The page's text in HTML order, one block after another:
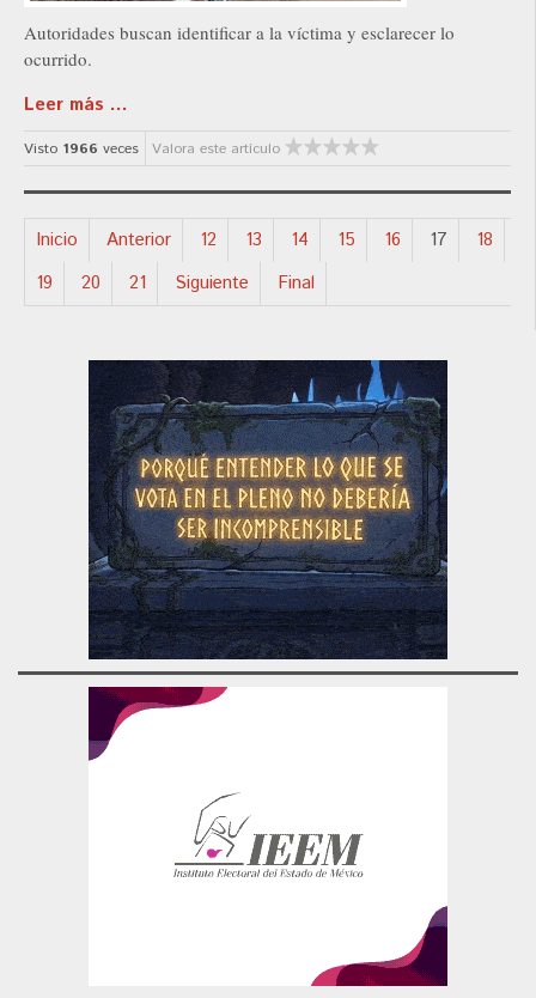
Autoridades buscan identificar a la víctima y esclarecer lo
ocurrido.
Leer más ...
Visto 1966 veces Valora este artículo
Inicio Anterior 12 13 14 15 16 17
18
19
20 21 Siguiente Final